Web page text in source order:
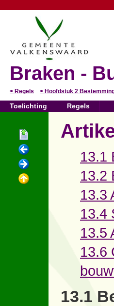
Braken -
Regels Hoofdstuk 2
Toelichting Regels
13.1
13.2
13.3
13.4
13.5
13.6
13.1